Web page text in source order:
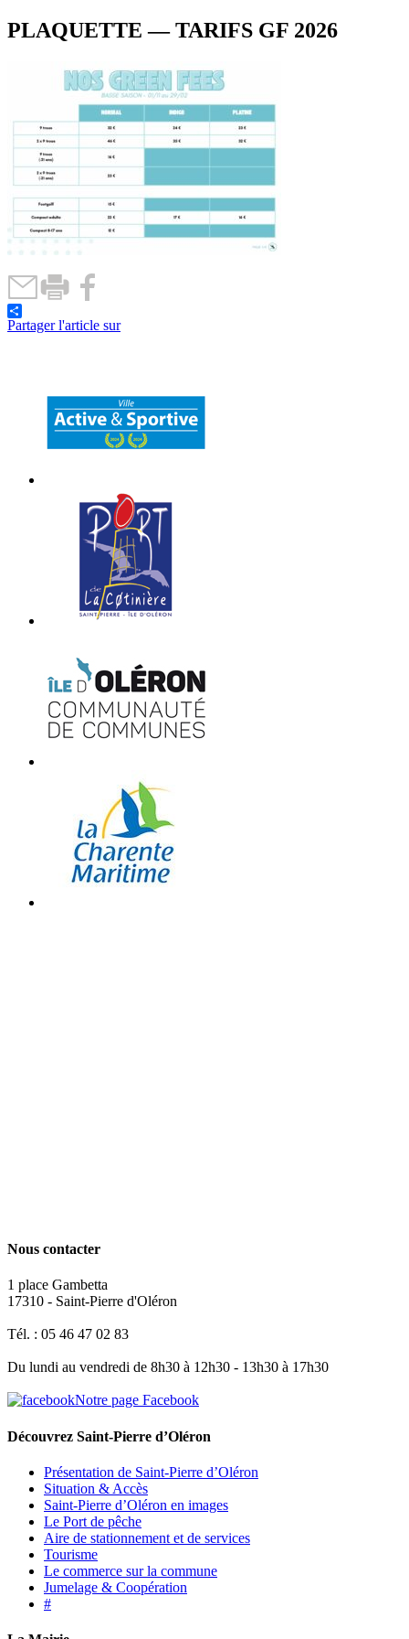
PLAQUETTE — TARIFS GF 2026
Partager l'article sur
Nous contacter
1 place Gambetta
17310 - Saint-Pierre d'Oléron
Tél. : 05 46 47 02 83
Du lundi au vendredi de 8h30 à 12h30 - 13h30 à 17h30
Notre page Facebook
Découvrez Saint-Pierre d’Oléron
Présentation de Saint-Pierre d’Oléron
Situation & Accès
Saint-Pierre d’Oléron en images
Le Port de pêche
Aire de stationnement et de services
Tourisme
Le commerce sur la commune
Jumelage & Coopération
#